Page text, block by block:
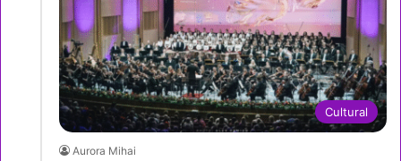
Cultural
Aurora Mihai